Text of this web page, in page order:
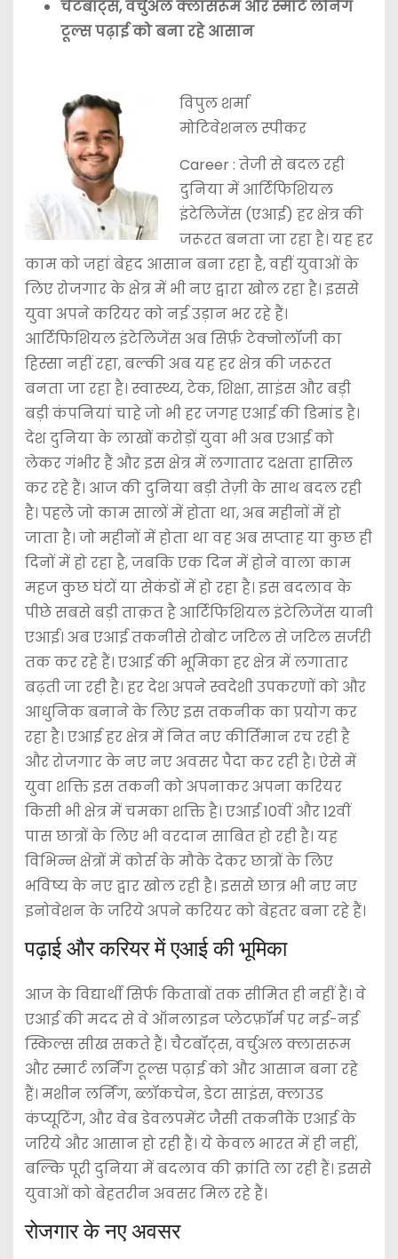
चैटबॉट्स, वर्चुअल क्लासरूम और स्मार्ट लर्निंग
टूल्स पढ़ाई को बना रहे आसान
विपुल शर्मा
मोटिवेशनल स्पीकर
Career : तेजी से बदल रही
दुनिया में आर्टिफिशियल
इंटेलिजेंस (एआई) हर क्षेत्र की
जरूरत बनता जा रहा है। यह हर
काम को जहां बेहद आसान बना रहा है, वहीं युवाओं के
लिए रोजगार के क्षेत्र में भी नए द्वारा खोल रहा है। इससे
युवा अपने करियर को नई उड़ान भर रहे हैं।
आर्टिफिशियल इंटेलिजेंस अब सिर्फ़ टेक्नोलॉजी का
हिस्सा नहीं रहा, बल्की अब यह हर क्षेत्र की जरूरत
बनता जा रहा है। स्वास्थ्य, टेक, शिक्षा, साइंस और बड़ी
बड़ी कंपनियां चाहे जो भी हर जगह एआई की डिमांड है।
देश दुनिया के लाखों करोड़ों युवा भी अब एआई को
लेकर गंभीर हैं और इस क्षेत्र में लगातार दक्षता हासिल
कर रहे हैं। आज की दुनिया बड़ी तेज़ी के साथ बदल रही
है। पहले जो काम सालों में होता था, अब महीनों में हो
जाता है। जो महीनों में होता था वह अब सप्ताह या कुछ ही
दिनों में हो रहा है, जबकि एक दिन में होने वाला काम
महज कुछ घंटों या सेकंडों में हो रहा है। इस बदलाव के
पीछे सबसे बड़ी ताक़त है आर्टिफिशियल इंटेलिजेंस यानी
एआई। अब एआई तकनीसे रोबोट जटिल से जटिल सर्जरी
तक कर रहे हैं। एआई की भूमिका हर क्षेत्र में लगातार
बढ़ती जा रही है। हर देश अपने स्वदेशी उपकरणों को और
आधुनिक बनाने के लिए इस तकनीक का प्रयोग कर
रहा है। एआई हर क्षेत्र में नित नए कीर्तिमान रच रही है
और रोजगार के नए नए अवसर पैदा कर रही है। ऐसे में
युवा शक्ति इस तकनी को अपनाकर अपना करियर
किसी भी क्षेत्र में चमका शक्ति है। एआई 10वीं और 12वीं
पास छात्रों के लिए भी वरदान साबित हो रही है। यह
विभिन्न क्षेत्रों में कोर्स के मौके देकर छात्रों के लिए
भविष्य के नए द्वार खोल रही है। इससे छात्र भी नए नए
इनोवेशन के जरिये अपने करियर को बेहतर बना रहे हैं।
पढ़ाई और करियर में एआई की भूमिका
आज के विद्यार्थी सिर्फ किताबों तक सीमित ही नहीं हैं। वे
एआई की मदद से वे ऑनलाइन प्लेटफ़ॉर्म पर नई-नई
स्किल्स सीख सकते हैं। चैटबॉट्स, वर्चुअल क्लासरूम
और स्मार्ट लर्निंग टूल्स पढ़ाई को और आसान बना रहे
हैं। मशीन लर्निंग, ब्लॉकचेन, डेटा साइंस, क्लाउड
कंप्यूटिंग, और वेब डेवलपमेंट जैसी तकनीकें एआई के
जरिये और आसान हो रही हैं। ये केवल भारत में ही नहीं,
बल्कि पूरी दुनिया में बदलाव की क्रांति ला रही हैं। इससे
युवाओं को बेहतरीन अवसर मिल रहे हैं।
रोजगार के नए अवसर